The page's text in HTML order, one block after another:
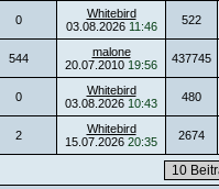
0
Whitebird
03.08.2026 11:46 522
544
malone
20.07.2010 19:56 437745
0
Whitebird
03.08.2026 10:43 480
2
Whitebird
15.07.2026 20:35 2674